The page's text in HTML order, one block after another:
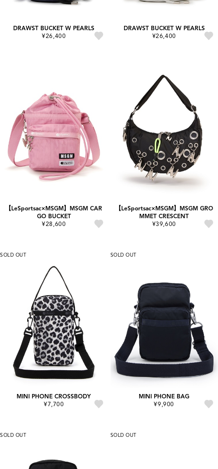
DRAWST BUCKET W PEARLS
¥26,400
DRAWST BUCKET W PEARLS
¥26,400
【LeSportsac×MSGM】MSGM CAR
GO BUCKET
¥28,600
【LeSportsac×MSGM】MSGM GRO
MMET CRESCENT
¥39,600
SOLD OUT
MINI PHONE CROSSBODY
¥7,700
SOLD OUT
MINI PHONE BAG
¥9,900
SOLD OUT SOLD OUT